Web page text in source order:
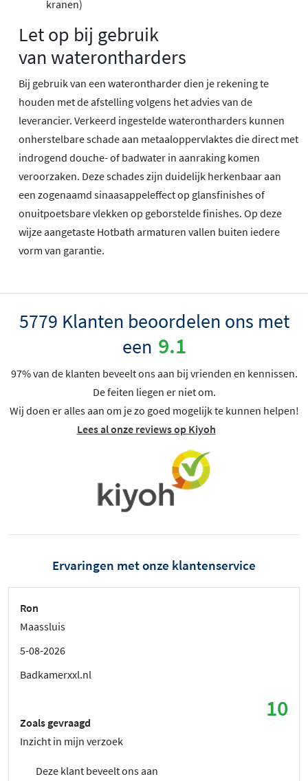
kranen)
Let op bij gebruik
van waterontharders
Bij gebruik van een waterontharder dien je rekening te
houden met de afstelling volgens het advies van de
leverancier. Verkeerd ingestelde waterontharders kunnen
onherstelbare schade aan metaaloppervlaktes die direct met
indrogend douche- of badwater in aanraking komen
veroorzaken. Deze schades zijn duidelijk herkenbaar aan
een zogenaamd sinaasappeleffect op glansfinishes of
onuitpoetsbare vlekken op geborstelde finishes. Op deze
wijze aangetaste Hotbath armaturen vallen buiten iedere
vorm van garantie.
5779 Klanten beoordelen ons met
een 9.1
97% van de klanten beveelt ons aan bij vrienden en kennissen.
De feiten liegen er niet om.
Wij doen er alles aan om je zo goed mogelijk te kunnen helpen!
Lees al onze reviews op Kiyoh
Ervaringen met onze klantenservice
Ron
Maassluis
5-08-2026
Badkamerxxl.nl
10
Zoals gevraagd
Inzicht in mijn verzoek
Deze klant beveelt ons aan